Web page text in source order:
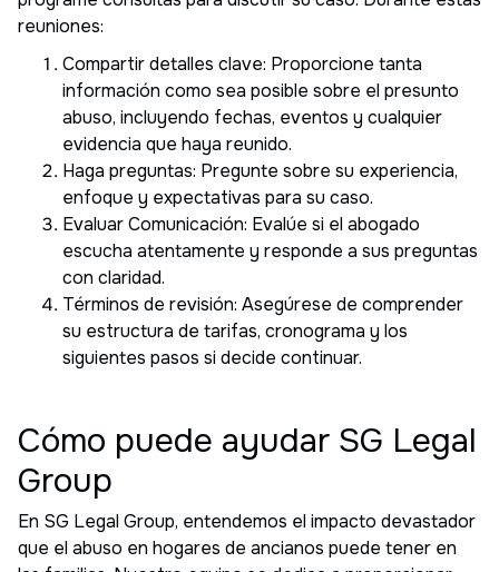
reuniones:
Compartir detalles clave: Proporcione tanta
información como sea posible sobre el presunto
abuso, incluyendo fechas, eventos y cualquier
evidencia que haya reunido.
Haga preguntas: Pregunte sobre su experiencia,
enfoque y expectativas para su caso.
Evaluar Comunicación: Evalúe si el abogado
escucha atentamente y responde a sus preguntas
con claridad.
Términos de revisión: Asegúrese de comprender
su estructura de tarifas, cronograma y los
siguientes pasos si decide continuar.
Cómo puede ayudar SG Legal
Group
En SG Legal Group, entendemos el impacto devastador
que el abuso en hogares de ancianos puede tener en